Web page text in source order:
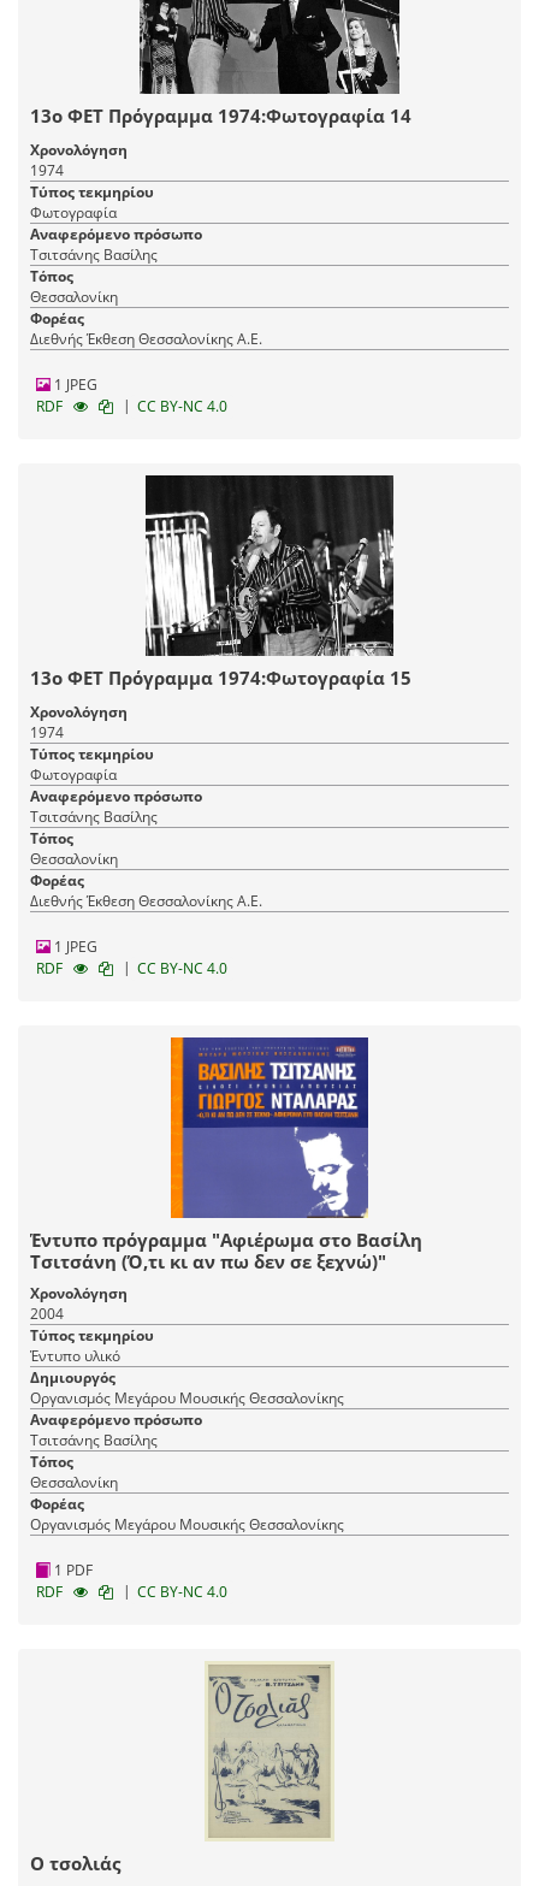
13ο ΦΕΤ Πρόγραμμα 1974:Φωτογραφία 14
Χρονολόγηση
1974
Τύπος τεκμηρίου
Φωτογραφία
Αναφερόμενο πρόσωπο
Τσιτσάνης Βασίλης
Τόπος
Θεσσαλονίκη
Φορέας
Διεθνής Έκθεση Θεσσαλονίκης Α.Ε.
1 JPEG
RDF
| CC BY-NC 4.0
13ο ΦΕΤ Πρόγραμμα 1974:Φωτογραφία 15
Χρονολόγηση
1974
Τύπος τεκμηρίου
Φωτογραφία
Αναφερόμενο πρόσωπο
Τσιτσάνης Βασίλης
Τόπος
Θεσσαλονίκη
Φορέας
Διεθνής Έκθεση Θεσσαλονίκης Α.Ε.
1 JPEG
RDF
| CC BY-NC 4.0
Έντυπο πρόγραμμα "Αφιέρωμα στο Βασίλη
Τσιτσάνη (Ό,τι κι αν πω δεν σε ξεχνώ)"
Χρονολόγηση
2004
Τύπος τεκμηρίου
Έντυπο υλικό
Δημιουργός
Οργανισμός Μεγάρου Μουσικής Θεσσαλονίκης
Αναφερόμενο πρόσωπο
Τσιτσάνης Βασίλης
Τόπος
Θεσσαλονίκη
Φορέας
Οργανισμός Μεγάρου Μουσικής Θεσσαλονίκης
1 PDF
RDF
| CC BY-NC 4.0
Ο τσολιάς